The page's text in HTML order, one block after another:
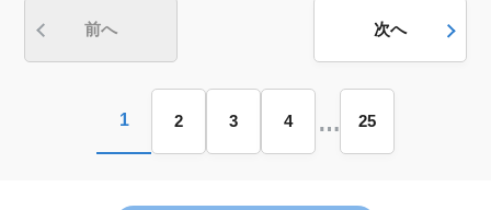
護士費用の事務所負担など、安心して働ける環境が整っ
前へ 次へ
1 2 3 4 … 25